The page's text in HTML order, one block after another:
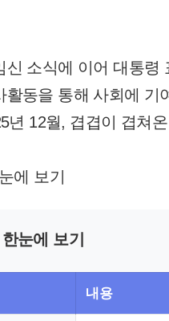
신 소식에 이어 대통
활동을 통해 사회에 기
년 12월, 겹겹이 겹쳐
에 보기
눈에 보기
내용